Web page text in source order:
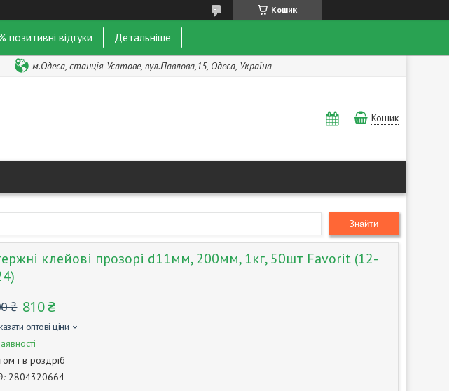
Кошик
відгуки Детальніше
м.Одеса, станція Усатове, вул.Павлова,15, Одеса, Україна
Кошик
Знайти
клейові прозорі d11мм, 200мм, 1кг, 50шт Favorit (12-
₴ 810 ₴
оптові ціни
і в роздріб
2804320664